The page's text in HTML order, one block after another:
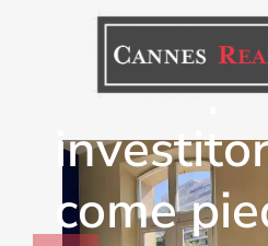
ideale
come